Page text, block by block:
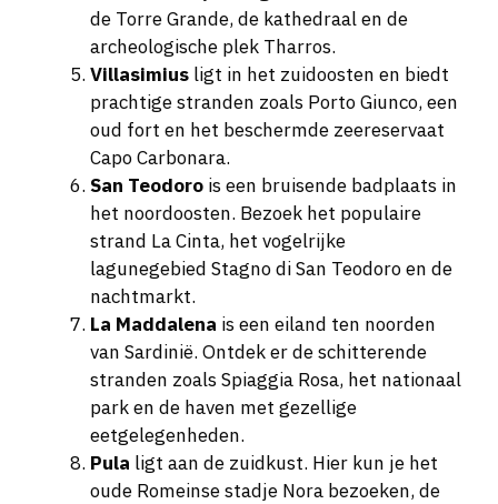
de Torre Grande, de kathedraal en de
archeologische plek Tharros.
Villasimius ligt in het zuidoosten en biedt
prachtige stranden zoals Porto Giunco, een
oud fort en het beschermde zeereservaat
Capo Carbonara.
San Teodoro is een bruisende badplaats in
het noordoosten. Bezoek het populaire
strand La Cinta, het vogelrijke
lagunegebied Stagno di San Teodoro en de
nachtmarkt.
La Maddalena is een eiland ten noorden
van Sardinië. Ontdek er de schitterende
stranden zoals Spiaggia Rosa, het nationaal
park en de haven met gezellige
eetgelegenheden.
Pula ligt aan de zuidkust. Hier kun je het
oude Romeinse stadje Nora bezoeken, de